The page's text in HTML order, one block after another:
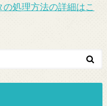
処理方法の詳細はこ